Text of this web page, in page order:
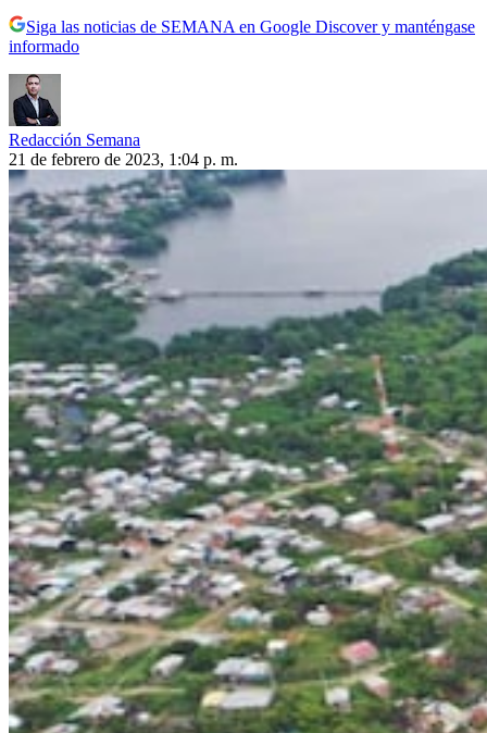
Siga las noticias de SEMANA en Google Discover y manténgase
informado
Redacción Semana
21 de febrero de 2023, 1:04 p. m.